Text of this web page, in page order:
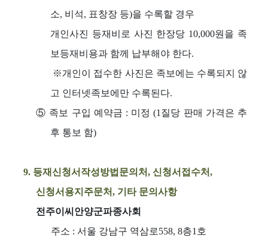
소, 비석, 표창장 등)을 수록할 경우
개인사진 등재비로 사진 한장당 10,000원을 족
보등재비용과 함께 납부해야 한다.
※개인이 접수한 사진은 족보에는 수록되지 않
고 인터넷족보에만 수록된다.
⑤ 족보 구입 예약금 : 미정 (1질당 판매 가격은 추
후 통보 함)
9. 등재신청서작성방법문의처, 신청서접수처,
신청서용지주문처, 기타 문의사항
전주이씨안양군파종사회
주소 : 서울 강남구 역삼로558, 8층1호